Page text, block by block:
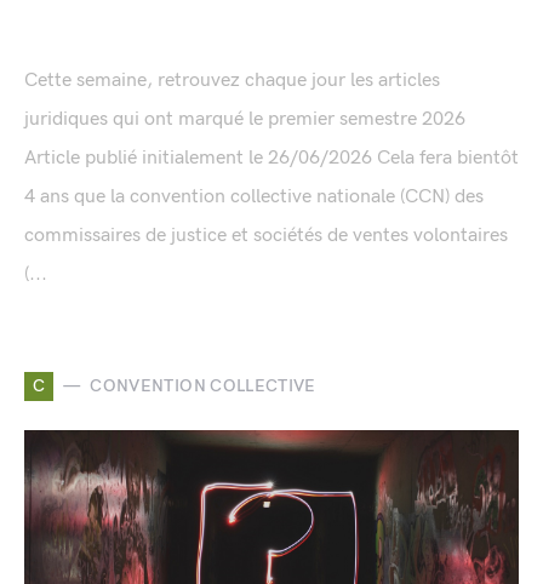
Cette semaine, retrouvez chaque jour les articles
juridiques qui ont marqué le premier semestre 2026
Article publié initialement le 26/06/2026 Cela fera bientôt
4 ans que la convention collective nationale (CCN) des
commissaires de justice et sociétés de ventes volontaires
(...
C CONVENTION COLLECTIVE